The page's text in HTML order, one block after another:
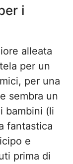
i
alleata
per un
per una
sembra un
bambini (li
fantastica
e
prima di